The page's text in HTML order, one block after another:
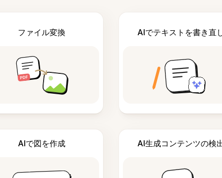
ファイル変換 AIでテキストを書き直
AIで図を作成 AI生成コンテンツの検